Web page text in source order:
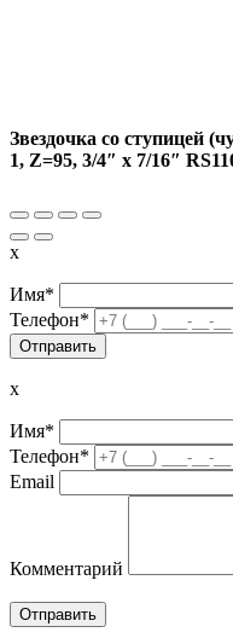
Звездочка со ступицей
1, Z=95, 3/4″ x 7/16″
x
Имя*
Телефон*
x
Имя*
Телефон*
Email
Комментарий